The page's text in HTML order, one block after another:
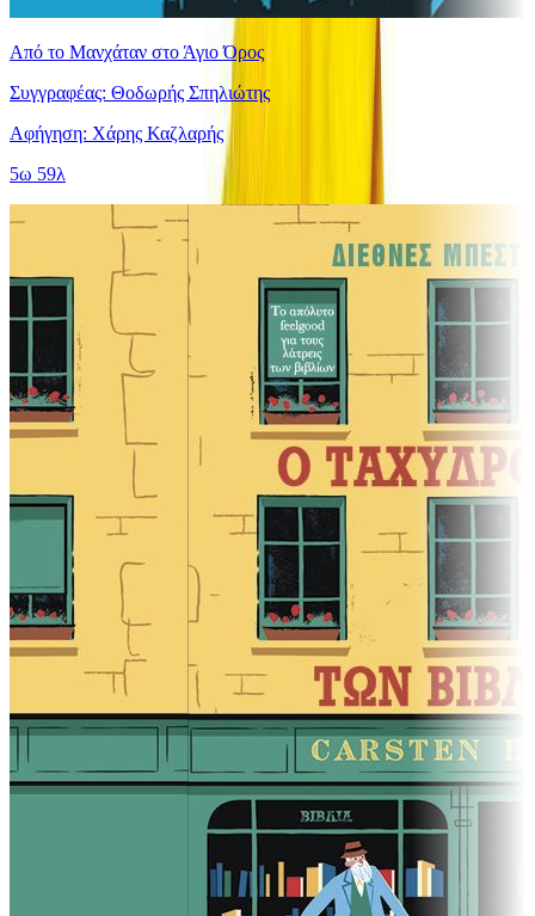
Από το Μανχάταν στο Άγιο Όρος
Συγγραφέας: Θοδωρής Σπηλιώτης
Αφήγηση: Χάρης Καζλαρής
5ω 59λ